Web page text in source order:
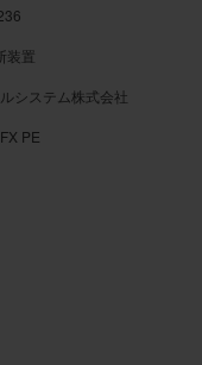
装置
システム株式会社
PE